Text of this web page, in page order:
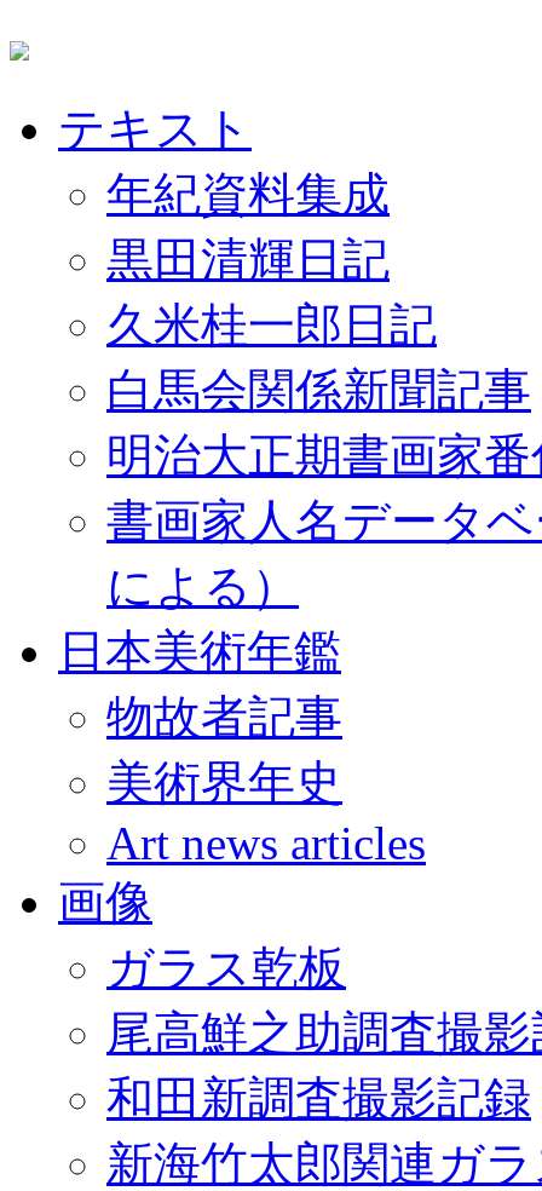
テキスト
年紀資料集成
黒田清輝日記
久米桂一郎日記
白馬会関係新聞記事
明治大正期書画家
書画家人名データ
による）
日本美術年鑑
物故者記事
美術界年史
Art news articles
画像
ガラス乾板
尾高鮮之助調査撮
和田新調査撮影記録
新海竹太郎関連ガ